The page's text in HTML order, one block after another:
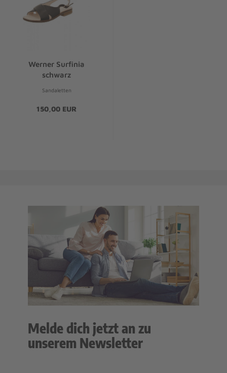
Werner Surfinia
schwarz
Sandaletten
150,00 EUR
Melde dich jetzt an zu
unserem Newsletter